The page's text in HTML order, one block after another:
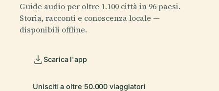
Guide audio per oltre 1.100 città in 96 paesi.
Storia, racconti e conoscenza locale —
disponibili offline.
Scarica l'app
Unisciti a oltre 50.000 viaggiatori